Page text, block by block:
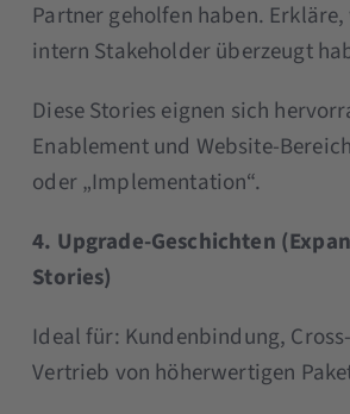
Partner geholfen haben.
intern Stakeholder überzeugt
Diese Stories eignen sich
Enablement und Website-
oder „Implementation“.
4. Upgrade-Geschichten
Stories)
Ideal für: Kundenbindung,
Vertrieb von höherwertigen